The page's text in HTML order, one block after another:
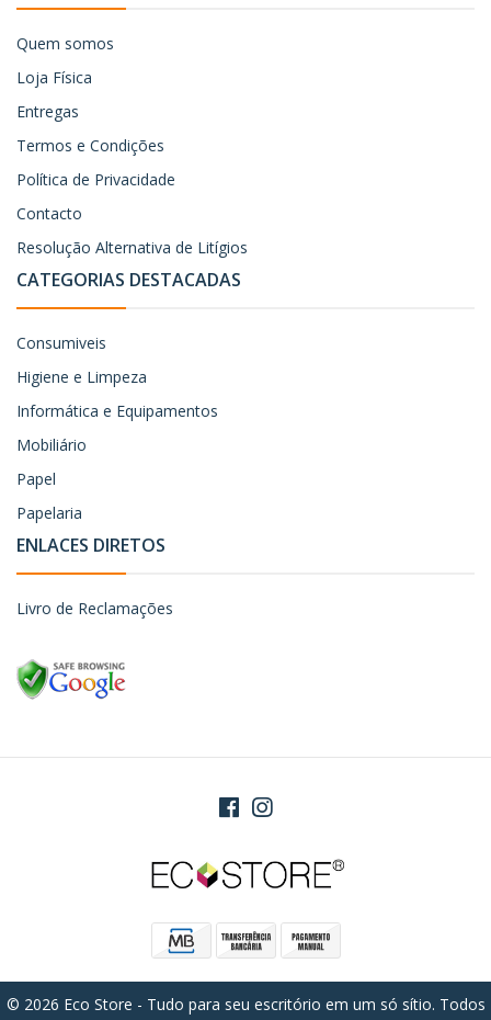
Quem somos
Loja Física
Entregas
Termos e Condições
Política de Privacidade
Contacto
Resolução Alternativa de Litígios
CATEGORIAS DESTACADAS
Consumiveis
Higiene e Limpeza
Informática e Equipamentos
Mobiliário
Papel
Papelaria
ENLACES DIRETOS
Livro de Reclamações
© 2026 Eco Store - Tudo para seu escritório em um só sítio. Todos